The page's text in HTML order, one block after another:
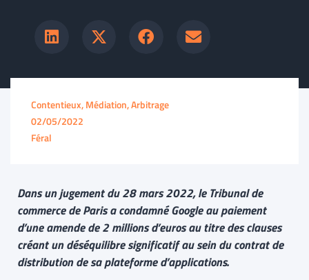
Contentieux, Médiation, Arbitrage
02/05/2022
Féral
Dans un jugement du 28 mars 2022, le Tribunal de
commerce de Paris a condamné Google au paiement
d’une amende de 2 millions d’euros au titre des clauses
créant un déséquilibre significatif au sein du contrat de
distribution de sa plateforme d’applications.